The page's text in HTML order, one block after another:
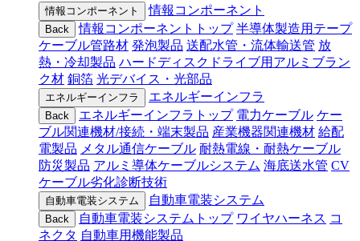
情報コンポーネント 情報コンポーネント
Back 情報コンポーネントトップ 半導体製造用テープ
ケーブル管路材 発泡製品 送配水管・流体輸送管 放
熱・冷却製品 ハードディスクドライブ用アルミブラン
ク材 銅箔 光デバイス・光部品
エネルギーインフラ エネルギーインフラ
Back エネルギーインフラトップ 電力ケーブル ケー
ブル関連機材/接続・端末製品 産業機器関連機材 給配
電製品 メタル通信ケーブル 耐熱電線・耐熱ケーブル
防災製品 アルミ導体ケーブルシステム 海底送水管 CV
ケーブル劣化診断技術
自動車電装システム 自動車電装システム
Back 自動車電装システムトップ ワイヤハーネス コ
ネクタ 自動車用機能製品